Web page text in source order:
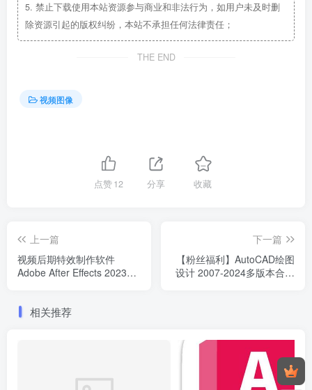
5. 禁止下载使用本站资源参与商业和非法行为，如用户未及时删
除资源引起的版权纠纷，本站不承担任何法律责任；
THE END
视频图像
点赞12 分享 收藏
上一篇
视频后期特效制作软件
Adobe After Effects 2023
下一篇
【粉丝福利】AutoCAD绘图
设计 2007-2024多版本合集
相关推荐